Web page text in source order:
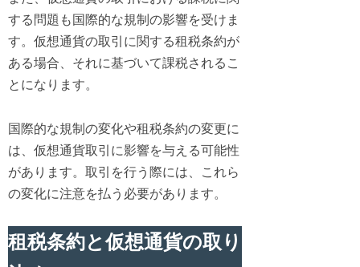
する問題も国際的な規制の影響を受けま
す。仮想通貨の取引に関する租税条約が
ある場合、それに基づいて課税されるこ
とになります。
国際的な規制の変化や租税条約の変更に
は、仮想通貨取引に影響を与える可能性
があります。取引を行う際には、これら
の変化に注意を払う必要があります。
租税条約と仮想通貨の取り